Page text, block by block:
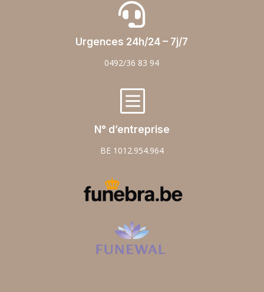

Urgences 24h/24 – 7j/7
0492/36 83 94
b
N° d’entreprise
BE 1012.954.964